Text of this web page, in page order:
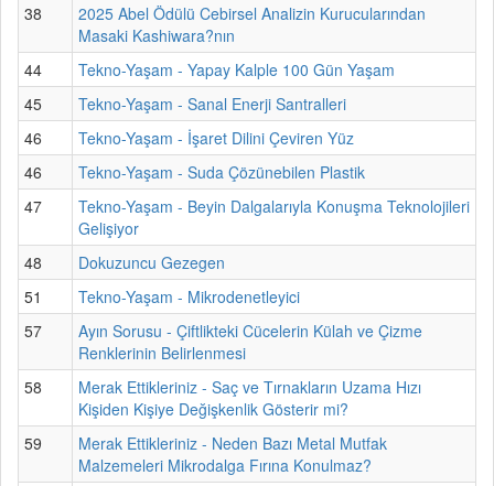
38
2025 Abel Ödülü Cebirsel Analizin Kurucularından
Masaki Kashiwara?nın
44
Tekno-Yaşam - Yapay Kalple 100 Gün Yaşam
45
Tekno-Yaşam - Sanal Enerji Santralleri
46
Tekno-Yaşam - İşaret Dilini Çeviren Yüz
46
Tekno-Yaşam - Suda Çözünebilen Plastik
47
Tekno-Yaşam - Beyin Dalgalarıyla Konuşma Teknolojileri
Gelişiyor
48
Dokuzuncu Gezegen
51
Tekno-Yaşam - Mikrodenetleyici
57
Ayın Sorusu - Çiftlikteki Cücelerin Külah ve Çizme
Renklerinin Belirlenmesi
58
Merak Ettikleriniz - Saç ve Tırnakların Uzama Hızı
Kişiden Kişiye Değişkenlik Gösterir mi?
59
Merak Ettikleriniz - Neden Bazı Metal Mutfak
Malzemeleri Mikrodalga Fırına Konulmaz?